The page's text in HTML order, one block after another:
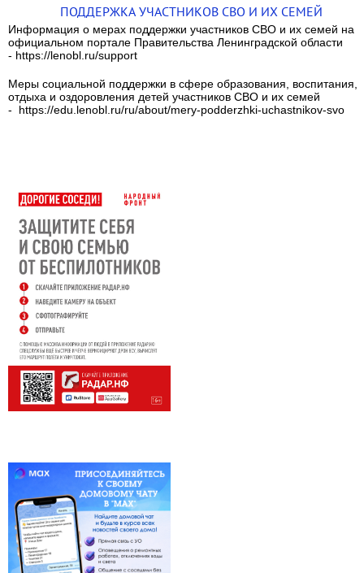
ПОДДЕРЖКА УЧАСТНИКОВ СВО И ИХ СЕМЕЙ
Информация о мерах поддержки участников СВО и их семей на
официальном портале Правительства Ленинградской области
- https://lenobl.ru/support
Меры социальной поддержки в сфере образования, воспитания,
отдыха и оздоровления детей участников СВО и их семей
- https://edu.lenobl.ru/ru/about/mery-podderzhki-uchastnikov-svo